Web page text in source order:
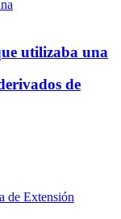
utilizaba una
de